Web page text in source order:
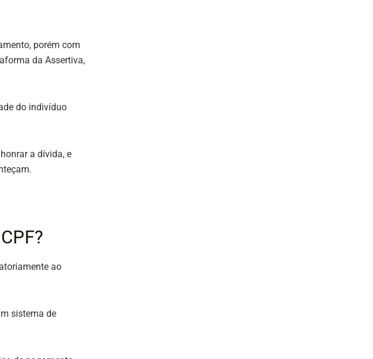
porém com
da Assertiva,
do indivíduo
a dívida, e
ao
sistema de